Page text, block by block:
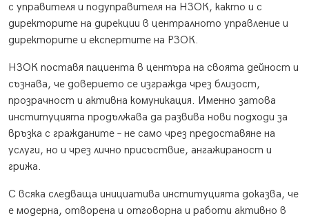
с управителя и подуправителя на НЗОК, както и с
директорите на дирекции в централното управление и
директорите и експертите на РЗОК.
НЗОК поставя пациента в центъра на своята дейност и
съзнава, че доверието се изгражда чрез близост,
прозрачност и активна комуникация. Именно затова
институцията продължава да развива нови подходи за
връзка с гражданите – не само чрез предоставяне на
услуги, но и чрез лично присъствие, ангажираност и
грижа.
С всяка следваща инициатива институцията доказва, че
е модерна, отворена и отговорна и работи активно в